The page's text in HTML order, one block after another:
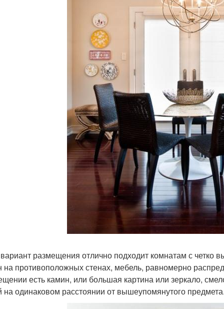
размещения отлично подходит комнатам с четко
на противоположных стенах, мебель, равномерно
есть камин, или большая картина или зеркало,
на одинаковом расстоянии от вышеупомянутого